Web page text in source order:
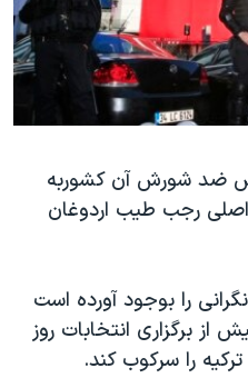
ضد شورش آن کشوربه
اصلی رجب طیب اردوغان
را بوجود آورده است
از برگزاری انتخابات روز
را سرکوب کند.